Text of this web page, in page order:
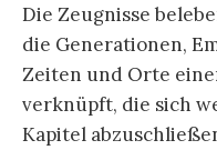
Die Zeugnisse
die Generationen,
Zeiten und Orte
verknüpft, die sich
Kapitel